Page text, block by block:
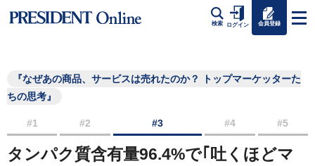
検索 ログイン 会員登録
『なぜあの商品、サービスは売れたのか？ トップマーケッターた
ちの思考』
#1 #2 #3 #4 #5
タンパク質含有量96.4%で｢吐くほどマ